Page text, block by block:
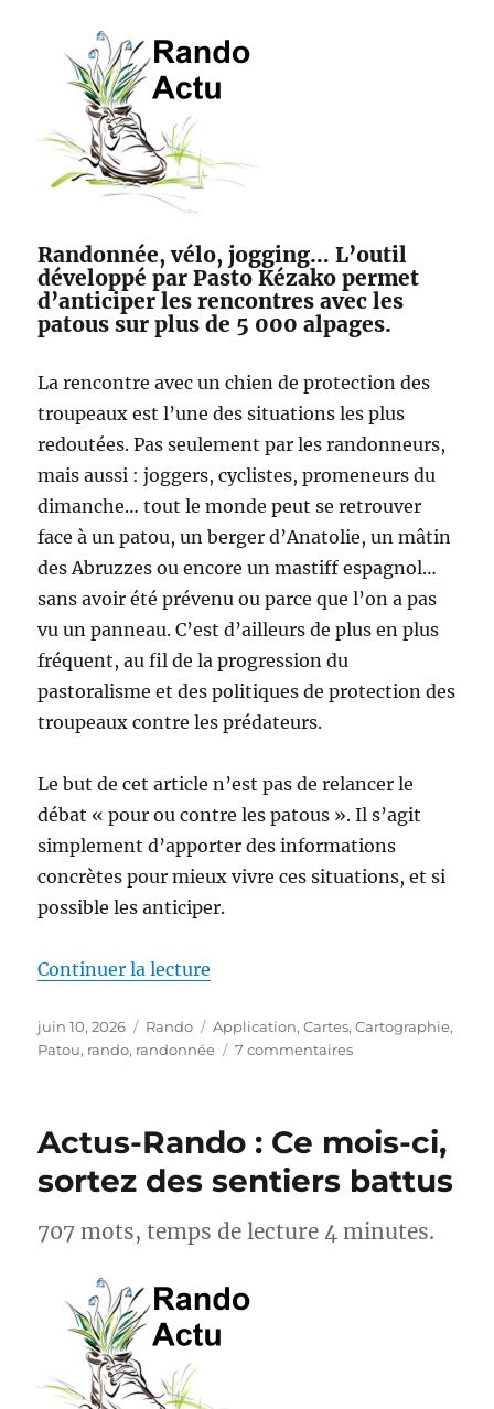
Randonnée, vélo, jogging… L’outil
développé par Pasto Kézako permet
d’anticiper les rencontres avec les
patous sur plus de 5 000 alpages.
La rencontre avec un chien de protection des
troupeaux est l’une des situations les plus
redoutées. Pas seulement par les randonneurs,
mais aussi : joggers, cyclistes, promeneurs du
dimanche… tout le monde peut se retrouver
face à un patou, un berger d’Anatolie, un mâtin
des Abruzzes ou encore un mastiff espagnol…
sans avoir été prévenu ou parce que l’on a pas
vu un panneau. C’est d’ailleurs de plus en plus
fréquent, au fil de la progression du
pastoralisme et des politiques de protection des
troupeaux contre les prédateurs.
Le but de cet article n’est pas de relancer le
débat « pour ou contre les patous ». Il s’agit
simplement d’apporter des informations
concrètes pour mieux vivre ces situations, et si
possible les anticiper.
Continuer la lecture
Publié
le
juin 10, 2026 Catégories
Rando Étiquettes
Application,Cartes,Cartographie,
Patou, rando, randonnée 7 commentairessur
carte
pour
savoir
se
Actus-Rando : Ce mois-ci,
sortez des sentiers battus
707 mots, temps de lecture 4 minutes.